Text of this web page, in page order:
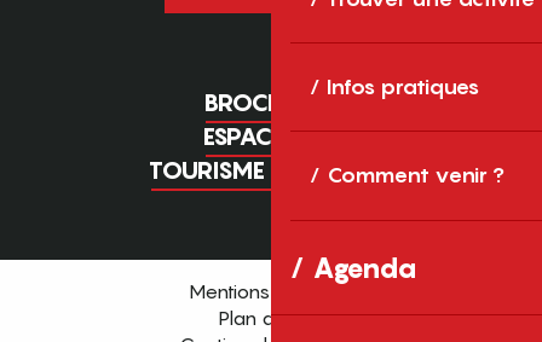
Infos pratiques
Comment venir ?
Agenda
BROCHURES
ESPACE PRO
TOURISME D'AFFAIRES
Mentions légales
Plan du site